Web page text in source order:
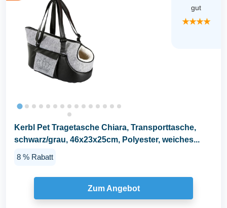
gut
★★★★
Kerbl Pet Tragetasche Chiara, Transporttasche,
schwarz/grau, 46x23x25cm, Polyester, weiches...
8 % Rabatt
Zum Angebot